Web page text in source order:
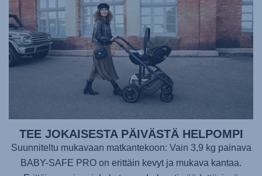
TEE JOKAISESTA PÄIVÄSTÄ HELPOMPI
Suunniteltu mukavaan matkantekoon: Vain 3,9 kg painava
BABY-SAFE PRO on erittäin kevyt ja mukava kantaa.